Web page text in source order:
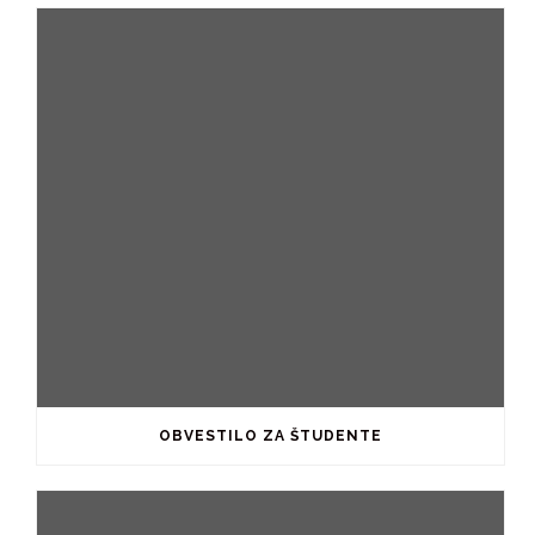
OBVESTILO ZA ŠTUDENTE